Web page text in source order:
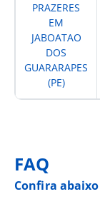
PRAZERES
EM
JABOATAO
DOS
GUARARAPES
(PE)
FAQ
Confira